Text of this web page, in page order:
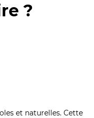
?
et naturelles. Cette